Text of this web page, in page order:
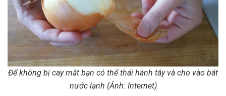
Để không bị cay mắt bạn có thể thái hành tây và cho vào bát
nước lạnh (Ảnh: Internet)